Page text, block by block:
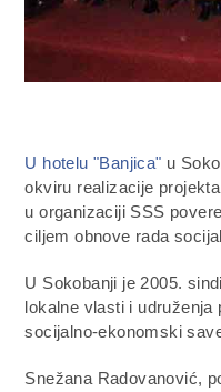
U hotelu "Banjica" u
okviru realizacije projekta
u organizaciji SSS
ciljem obnove rada
U Sokobanji je 2005.
lokalne vlasti i udruženja
socijalno-ekonomski
Snežana Radovanović,